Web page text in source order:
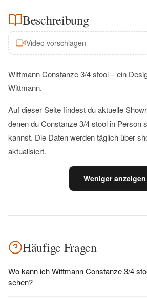
Beschreibung
Video vorschlagen
Wittmann Constanze 3/4 stool – ein
Wittmann.
Auf dieser Seite findest du aktuelle
denen du Constanze 3/4 stool in Person
kannst. Die Daten werden täglich über
aktualisiert.
Weniger anzeigen
Häufige Fragen
Wo kann ich Wittmann Constanze 3/4
sehen?